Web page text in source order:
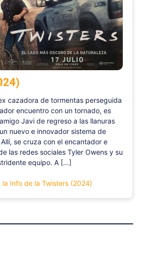
cazadora de tormentas perseguida
encuentro con un tornado, es
Javi de regreso a las llanuras
nuevo e innovador sistema de
se cruza con el encantador e
las redes sociales Tyler Owens y su
equipo. A […]
la Info de la Twisters (2024)